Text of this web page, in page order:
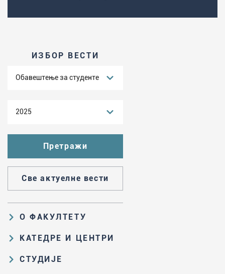
ИЗБОР ВЕСТИ
Обавештење за студенте
2025
Све актуелне вести
О ФАКУЛТЕТУ
Образовна и научна делатност
структура
КАТЕДРЕ И ЦЕНТРИ
Катедра за аналитичку хемију
СТУДИЈЕ